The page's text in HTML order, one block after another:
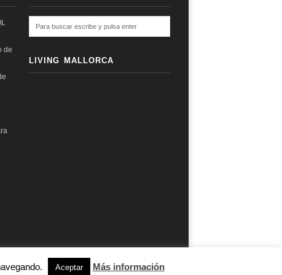
de
LIVING MALLORCA
subir ↑
Aceptar Más información